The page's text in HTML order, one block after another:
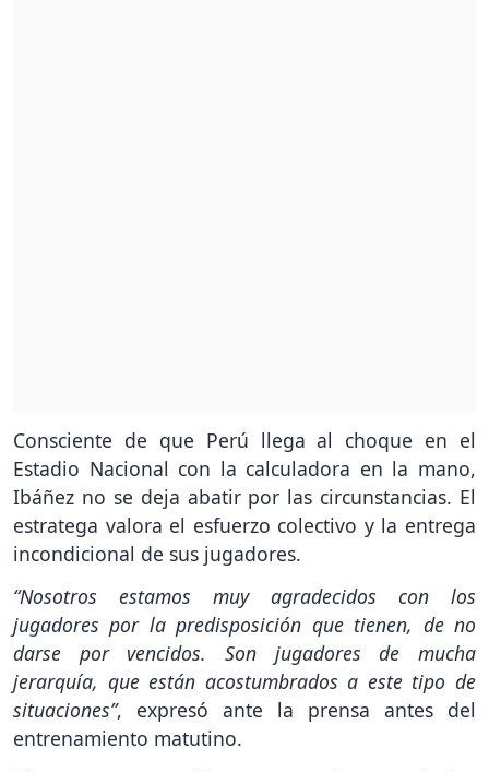
Consciente de que Perú llega al choque en el
Estadio Nacional con la calculadora en la mano,
Ibáñez no se deja abatir por las circunstancias. El
estratega valora el esfuerzo colectivo y la entrega
incondicional de sus jugadores.
“Nosotros estamos muy agradecidos con los
jugadores por la predisposición que tienen, de no
darse por vencidos. Son jugadores de mucha
jerarquía, que están acostumbrados a este tipo de
situaciones”, expresó ante la prensa antes del
entrenamiento matutino.